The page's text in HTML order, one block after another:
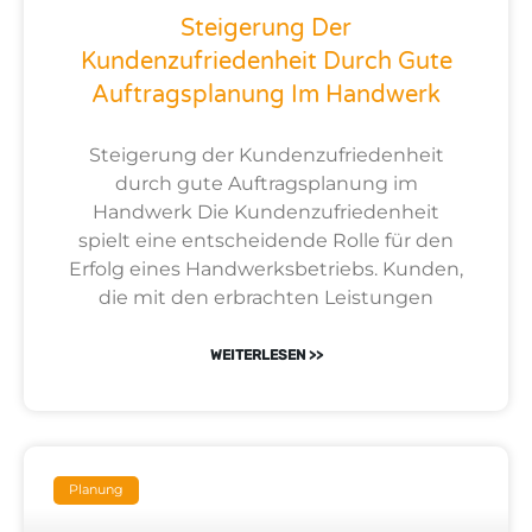
Steigerung Der
Kundenzufriedenheit Durch Gute
Auftragsplanung Im Handwerk
Steigerung der Kundenzufriedenheit
durch gute Auftragsplanung im
Handwerk Die Kundenzufriedenheit
spielt eine entscheidende Rolle für den
Erfolg eines Handwerksbetriebs. Kunden,
die mit den erbrachten Leistungen
WEITERLESEN >>
Planung